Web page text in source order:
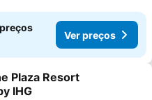
Ver preços
aos favoritos
Plaza Resort
IHG